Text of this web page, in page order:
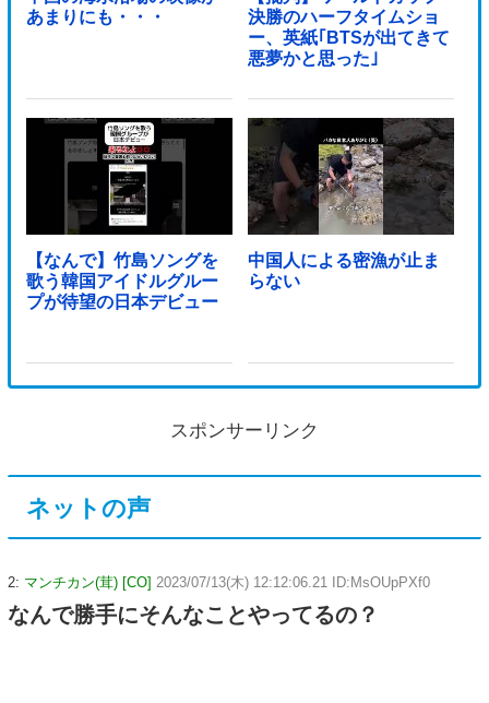
あまりにも・・・
決勝のハーフタイムショ
ー、英紙｢BTSが出てきて
悪夢かと思った｣
【なんで】竹島ソングを
歌う韓国アイドルグルー
プが待望の日本デビュー
中国人による密漁が止ま
らない
スポンサーリンク
ネットの声
2: マンチカン(茸) [CO] 2023/07/13(木) 12:12:06.21 ID:MsOUpPXf0
なんで勝手にそんなことやってるの？